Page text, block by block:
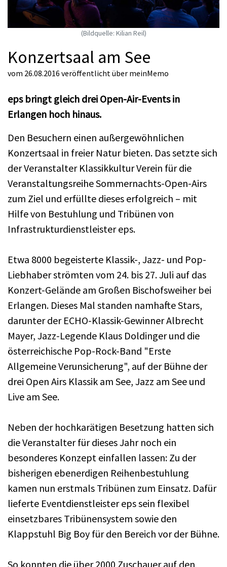
(Bildquelle: Kilian Reil)
Konzertsaal am See
vom 26.08.2016 veröffentlicht über meinMemo
eps bringt gleich drei Open-Air-Events in
Erlangen hoch hinaus.
Den Besuchern einen außergewöhnlichen
Konzertsaal in freier Natur bieten. Das setzte sich
der Veranstalter Klassikkultur Verein für die
Veranstaltungsreihe Sommernachts-Open-Airs
zum Ziel und erfüllte dieses erfolgreich – mit
Hilfe von Bestuhlung und Tribünen von
Infrastrukturdienstleister eps.
Etwa 8000 begeisterte Klassik-, Jazz- und Pop-
Liebhaber strömten vom 24. bis 27. Juli auf das
Konzert-Gelände am Großen Bischofsweiher bei
Erlangen. Dieses Mal standen namhafte Stars,
darunter der ECHO-Klassik-Gewinner Albrecht
Mayer, Jazz-Legende Klaus Doldinger und die
österreichische Pop-Rock-Band "Erste
Allgemeine Verunsicherung", auf der Bühne der
drei Open Airs Klassik am See, Jazz am See und
Live am See.
Neben der hochkarätigen Besetzung hatten sich
die Veranstalter für dieses Jahr noch ein
besonderes Konzept einfallen lassen: Zu der
bisherigen ebenerdigen Reihenbestuhlung
kamen nun erstmals Tribünen zum Einsatz. Dafür
lieferte Eventdienstleister eps sein flexibel
einsetzbares Tribünensystem sowie den
Klappstuhl Big Boy für den Bereich vor der Bühne.
So konnten die über 2000 Zuschauer auf den